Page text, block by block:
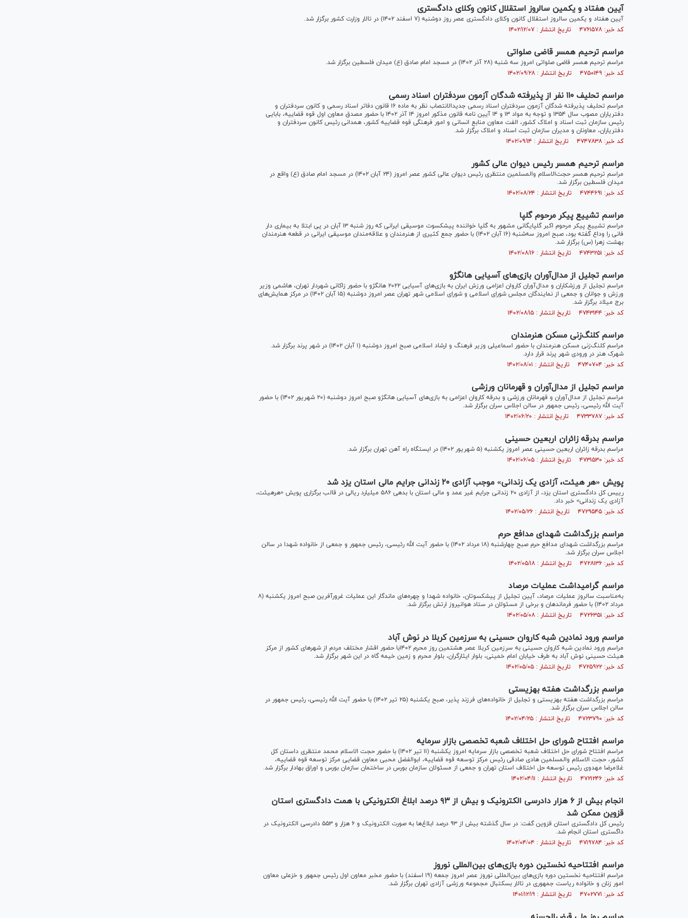
آیین هفتاد و یکمین سالروز استقلال کانون وکلای دادگستری
آیین هفتاد و یکمین سالروز استقلال کانون وکلای دادگستری عصر روز دوشنبه (۷ اسفند ۱۴۰۲) در تالار وزارت کشور برگزار شد.
کد خبر: ۴۷۶۱۵۷۸ تاریخ انتشار : ۱۴۰۲/۱۲/۰۷
مراسم ترحیم همسر قاضی صلواتی
مراسم ترحیم همسر قاضی صلواتی امروز سه شنبه (۲۸ آذر ۱۴۰۲) در مسجد امام صادق (ع) میدان فلسطین برگزار شد.
کد خبر: ۴۷۵۰۱۴۹ تاریخ انتشار : ۱۴۰۲/۰۹/۲۸
مراسم تحلیف ۱۱۰ نفر از پذیرفته شدگان آزمون سردفتران اسناد رسمی
مراسم تحلیف پذیرفته شدگان آزمون سردفتران اسناد رسمی جدیدالانتصاب نظر به ماده ۱۶ قانون دفاتر اسناد رسمی و کانون سردفتران و
دفتریاران مصوب سال ۱۳۵۴ و توجه به مواد ۱۳ و ۱۴ آیین نامه قانون مذکور امروز ۱۴ آذر ۱۴۰۲ با حضور مصدق معاون اول قوه قضاییه، بابایی
رئیس سازمان ثبت اسناد و املاک کشور، الفت معاون منابع انسانی و امور فرهنگی قوه قضاییه کشور، همدانی رئیس کانون سردفتران و
دفتریاران، معاونان و مدیران سازمان ثبت اسناد و املاک برگزار شد.
کد خبر: ۴۷۴۷۸۳۸ تاریخ انتشار : ۱۴۰۲/۰۹/۱۴
مراسم ترحیم همسر رئیس دیوان عالی کشور
مراسم ترحیم همسر حجت‌الاسلام والمسلمین منتظری رئیس دیوان عالی کشور عصر امروز (۲۴ آبان ۱۴۰۲) در مسجد امام صادق (ع) واقع در
میدان فلسطین برگزار شد.
کد خبر: ۴۷۴۴۶۹۱ تاریخ انتشار : ۱۴۰۲/۰۸/۲۴
مراسم تشییع پیکر مرحوم گلپا
مراسم تشییع پیکر مرحوم اکبر گلپایگانی مشهور به گلپا خواننده پیشکسوت موسیقی ایرانی که روز شنبه ۱۳ آبان در پی ابتلا به بیماری دار
فانی را وداع گفته بود، صبح امروز سه‌شنبه (۱۶ آبان ۱۴۰۲) با حضور جمع کثیری از هنرمندان و علاقه‌مندان موسیقی ایرانی در قطعه هنرمندان
بهشت زهرا (س) برگزار شد.
کد خبر: ۴۷۴۳۲۵۱ تاریخ انتشار : ۱۴۰۲/۰۸/۱۶
مراسم تجلیل از مدال‌آوران بازی‌های آسیایی هانگژو
مراسم تجلیل از ورزشکاران و مدال‌آوران کاروان اعزامی ورزش ایران به بازی‌های آسیایی ۲۰۲۲ هانگژو با حضور زاکانی شهردار تهران، هاشمی وزیر
ورزش و جوانان و جمعی از نمایندگان مجلس شورای اسلامی و شورای اسلامی شهر تهران عصر امروز دوشنبه (۱۵ آبان ۱۴۰۲) در مرکز همایش‌های
برج میلاد برگزار شد.
کد خبر: ۴۷۴۳۱۴۴ تاریخ انتشار : ۱۴۰۲/۰۸/۱۵
مراسم کلنگ‌زنی مسکن هنرمندان
مراسم کلنگ‌زنی مسکن هنرمندان با حضور اسماعیلی وزیر فرهنگ و ارشاد اسلامی صبح امروز دوشنبه (۱ آبان ۱۴۰۲) در شهر پرند برگزار شد.
شهرک هنر در ورودی شهر پرند قرار دارد.
کد خبر: ۴۷۴۰۷۰۴ تاریخ انتشار : ۱۴۰۲/۰۸/۰۱
مراسم تجلیل از مدال‌آوران و قهرمانان ورزشی
مراسم تجلیل از مدال‌آوران و قهرمانان ورزشی و بدرقه کاروان اعزامی به بازی‌های آسیایی هانگژو صبح امروز دوشنبه (۲۰ شهریور ۱۴۰۲) با حضور
آیت الله رئیسی، رئیس جمهور در سالن اجلاس سران برگزار شد.
کد خبر: ۴۷۳۳۷۸۷ تاریخ انتشار : ۱۴۰۲/۰۶/۲۰
مراسم بدرقه زائران اربعین حسینی
مراسم بدرقه زائران اربعین حسینی عصر امروز یکشنبه (۵ شهریور ۱۴۰۲) در ایستگاه راه آهن تهران برگزار شد.
کد خبر: ۴۷۳۱۵۳۰ تاریخ انتشار : ۱۴۰۲/۰۶/۰۵
پویش «هر هیئت، آزادی یک زندانی» موجب آزادی ۲۰ زندانی جرایم مالی استان یزد شد
رییس کل دادگستری استان یزد، از آزادی ۲۰ زندانی جرایم غیر عمد و مالی استان با بدهی ۵۸۶ میلیارد ریالی در قالب برگزاری پویش «هرهیئت،
آزادی یک زندانی» خبر داد.
کد خبر: ۴۷۲۹۵۴۵ تاریخ انتشار : ۱۴۰۲/۰۵/۲۶
مراسم بزرگداشت شهدای مدافع حرم
مراسم بزرگداشت شهدای مدافع حرم صبح چهارشنبه (۱۸ مرداد ۱۴۰۲) با حضور آیت الله رئیسی، رئیس جمهور و جمعی از خانواده شهدا در سالن
اجلاس سران برگزار شد.
کد خبر: ۴۷۲۸۱۳۶ تاریخ انتشار : ۱۴۰۲/۰۵/۱۸
مراسم گرامیداشت عملیات مرصاد
به‌مناسبت سالروز عملیات مرصاد، آیین تجلیل از پیشکسوتان، خانواده شهدا و چهره‌های ماندگار این عملیات غرورآفرین صبح امروز یکشنبه (۸
مرداد ۱۴۰۲) با حضور فرماندهان و برخی از مسئولان در ستاد هوانیروز ارتش برگزار شد.
کد خبر: ۴۷۲۶۳۵۱ تاریخ انتشار : ۱۴۰۲/۰۵/۰۸
مراسم ورود نمادین شبه کاروان حسینی به سرزمین کربلا در نوش آباد
مراسم ورود نمادین شبه کاروان حسینی به سرزمین کربلا عصر هشتمین روز محرم ۱۴۰۲با حضور اقشار مختلف مردم از شهر‌های کشور از مرکز
هیئت حسینی نوش آباد به طرف خیابان امام خمینی، بلوار ایثارگران، بلوار محرم و زمین خیمه گاه در این شهر برگزار شد.
کد خبر: ۴۷۲۵۹۲۲ تاریخ انتشار : ۱۴۰۲/۰۵/۰۵
مراسم بزرگداشت هفته بهزیستی
مراسم بزرگداشت هفته بهزیستی و تجلیل از خانواده‌های فرزند پذیر، صبح یکشنبه (۲۵ تیر ۱۴۰۲) با حضور آیت الله رئیسی، رئیس جمهور در
سالن اجلاس سران برگزار شد.
کد خبر: ۴۷۲۳۷۹۰ تاریخ انتشار : ۱۴۰۲/۰۴/۲۵
مراسم افتتاح شورای حل اختلاف شعبه تخصصی بازار سرمایه
مراسم افتتاح شورای حل اختلاف شعبه تخصصی بازار سرمایه امروز یکشنبه (۱۱ تیر ۱۴۰۲) با حضور حجت الاسلام محمد منتظری داستان کل
کشور، حجت الاسلام والمسلمین هادی صادقی رئیس مرکز توسعه قوه قضاییه، ابوالفضل محبی معاون قضایی مرکز توسعه قوه قضاییه،
غلامرضا مهدوی رئیس توسعه حل اختلاف استان تهران و جمعی از مسئولان سازمان بورس در ساختمان سازمان بورس و اوراق بهادار برگزار شد.
کد خبر: ۴۷۲۱۲۴۶ تاریخ انتشار : ۱۴۰۲/۰۴/۱۱
انجام بیش از ۶ هزار دادرسی الکترونیک و بیش از ۹۳ درصد ابلاغ الکترونیکی با همت دادگستری استان
قزوین ممکن شد
رئیس کل دادگستری استان قزوین گفت: در سال گذشته بیش از ۹۳ درصد ابلاغ‌ها به صورت الکترونیک و ۶ هزار و ۵۵۳ دادرسی الکترونیک در
داگستری استان انجام شد.
کد خبر: ۴۷۱۹۷۸۴ تاریخ انتشار : ۱۴۰۲/۰۴/۰۴
مراسم افتتاحیه نخستین دوره بازی‌های بین‌المللی نوروز
مراسم افتتاحیه نخستین دوره بازی‌های بین‌المللی نوروز عصر امروز جمعه (۱۹ اسفند) با حضور مخبر معاون اول رئیس جمهور و خزعلی معاون
امور زنان و خانواده ریاست جمهوری در تالار بسکتبال مجموعه ورزشی آزادی تهران برگزار شد.
کد خبر: ۴۷۰۲۷۷۱ تاریخ انتشار : ۱۴۰۱/۱۲/۱۹